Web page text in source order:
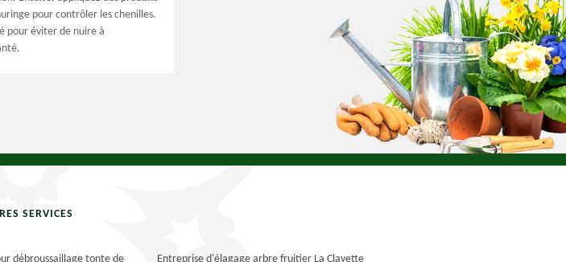
pour contrôler les chenilles.
pour éviter de nuire à
SERVICES
débroussaillage tonte de Entreprise d'élagage arbre fruitier La Clayette